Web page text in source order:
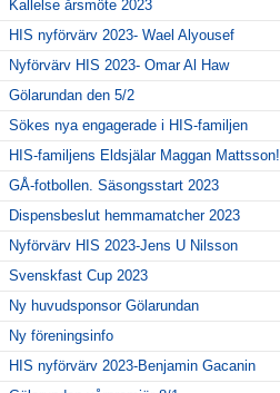
Kallelse årsmöte 2023
HIS nyförvärv 2023- Wael Alyousef
Nyförvärv HIS 2023- Omar Al Haw
Gölarundan den 5/2
Sökes nya engagerade i HIS-familjen
HIS-familjens Eldsjälar Maggan Mattsson!
GÅ-fotbollen. Säsongsstart 2023
Dispensbeslut hemmamatcher 2023
Nyförvärv HIS 2023-Jens U Nilsson
Svenskfast Cup 2023
Ny huvudsponsor Gölarundan
Ny föreningsinfo
HIS nyförvärv 2023-Benjamin Gacanin